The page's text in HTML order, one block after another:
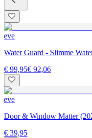
eve
Water Guard - Slimme
€ 99,95€ 92,06
eve
Door & Window Matter
€ 39,95